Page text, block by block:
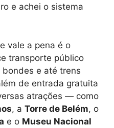
e achei o sistema
vale a pena é o
transporte público
e até trens
de entrada gratuita
atrações — como
, a Torre de Belém, o
e o Museu Nacional